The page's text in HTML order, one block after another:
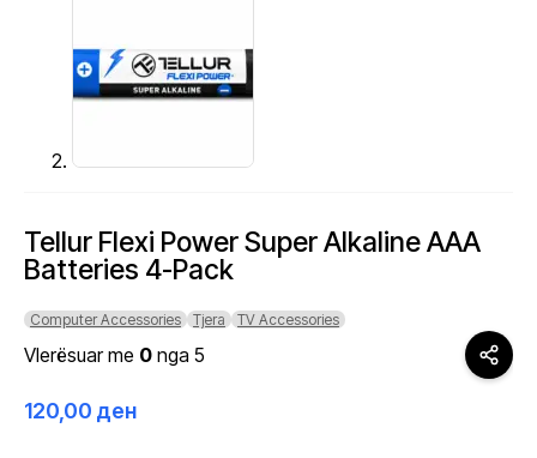
Tellur Flexi Power Super Alkaline AAA
Batteries 4-Pack
Computer Accessories Tjera TV Accessories
Vlerësuar me 0 nga 5
120,00 ден